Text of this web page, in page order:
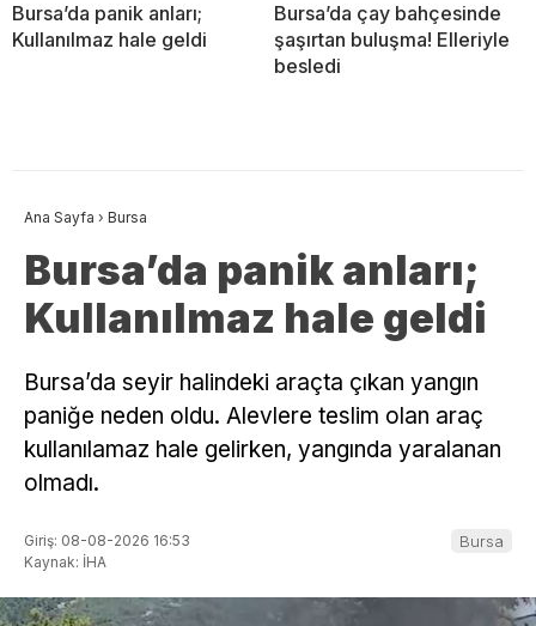
Bursa’da panik anları;
Kullanılmaz hale geldi
Bursa’da çay bahçesinde
şaşırtan buluşma! Elleriyle
besledi
Ana Sayfa › Bursa
Bursa’da panik anları;
Kullanılmaz hale geldi
Bursa’da seyir halindeki araçta çıkan yangın
paniğe neden oldu. Alevlere teslim olan araç
kullanılamaz hale gelirken, yangında yaralanan
olmadı.
Giriş: 08-08-2026 16:53
Kaynak: İHA
Bursa